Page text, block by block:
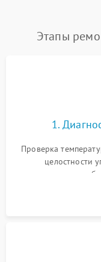
Поломка системы No
работе
Этапы
1.
Проверка
целостности
сопротивления
считывание